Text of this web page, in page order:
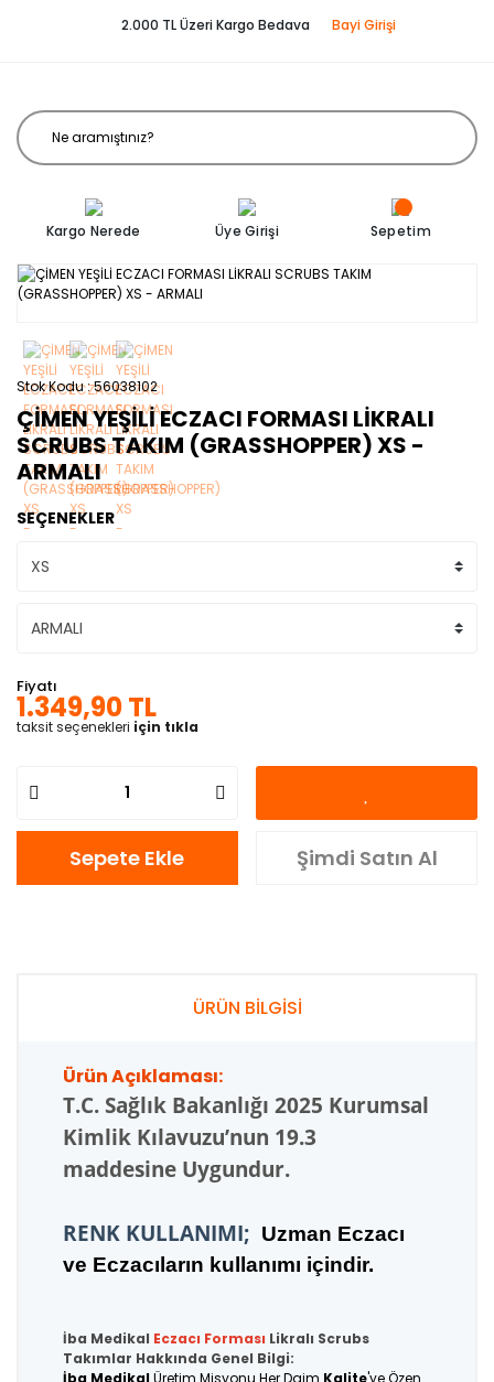
2.000 TL Üzeri Kargo Bedava Bayi Girişi
Kargo Nerede Üye Girişi Sepetim
Stok Kodu 56038102
ÇİMEN YEŞİLİ ECZACI FORMASI LİKRALI
SCRUBS TAKIM (GRASSHOPPER) XS -
ARMALI
SEÇENEKLER
Fiyatı
1.349,90 TL
taksit seçenekleri için tıkla
Sepete Ekle Şimdi Satın Al
ÜRÜN BİLGİSİ
Ürün Açıklaması:
T.C. Sağlık Bakanlığı 2025 Kurumsal
Kimlik Kılavuzu’nun 19.3
maddesine Uygundur.
RENK KULLANIMI; Uzman Eczacı
ve Eczacıların kullanımı içindir.
İba Medikal Eczacı Forması Likralı Scrubs
Takımlar Hakkında Genel Bilgi:
İba MedikalÜretim Misyonu Her Daim Kalite'ye Özen